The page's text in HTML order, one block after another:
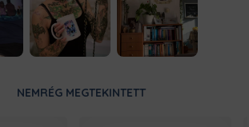
NEMRÉG MEGTEKINTETT